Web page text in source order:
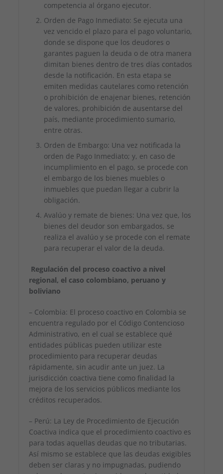
competencia al órgano ejecutor.
Orden de Pago Inmediato: Se ejecuta una
vez vencido el plazo para el pago voluntario,
donde se dispone que los deudores o
garantes paguen la deuda o de otra manera
dimitan bienes dentro de tres días contados
desde la notificación. En esta etapa se
emiten medidas cautelares como retención
o prohibición de enajenar bienes, retención
de valores, prohibición de ausentarse del
país, mediante procedimiento sumario,
entre otras.
Orden de Embargo: Una vez notificada la
orden de Pago Inmediato; y, en caso de
incumplimiento en el pago, se procede con
el embargo de los bienes muebles o
inmuebles que puedan llegar a cubrir la
obligación.
Avalúo y remate de bienes: Una vez que, los
bienes del deudor son embargados, se
realiza el avalúo y se procede con el remate
para recuperar el valor de la deuda.
Regulación del proceso coactivo a nivel
regional, el caso colombiano, peruano y
boliviano
– Colombia: El proceso coactivo en Colombia se
encuentra regulado por el Código Contencioso
Administrativo, en el cual se establece qué
entidades públicas pueden utilizar este
procedimiento para recuperar deudas
rápidamente, sin acudir ante un juez. La
jurisdicción coactiva tiene como finalidad la
mejora de los servicios públicos mediante los
créditos recuperados.
– Perú: La Ley de Procedimiento de Ejecución
Coactiva indica que el procedimiento coactivo es
para todas aquellas deudas que no tributarias.
Así mismo se establece que las deudas exigibles
deben ser claras y no impugnadas, pudiendo